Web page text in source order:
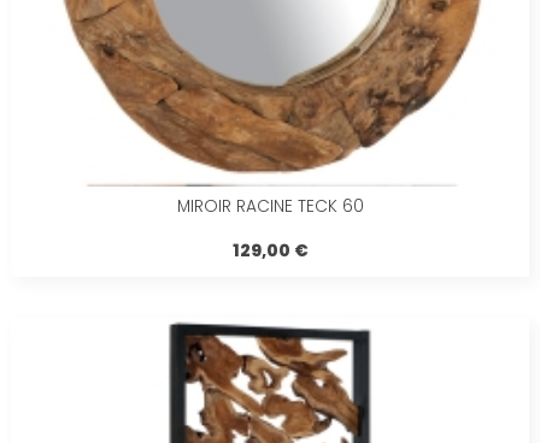
MIROIR RACINE TECK 60
129,00 €